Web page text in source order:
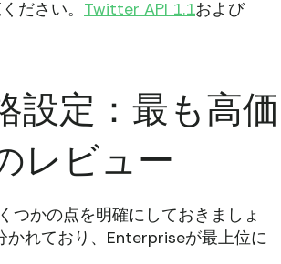
ださい。 Twitter API 1.1および
設定：最も高価
レビュー
かの点を明確にしておきましょ
れており、Enterpriseが最上位に